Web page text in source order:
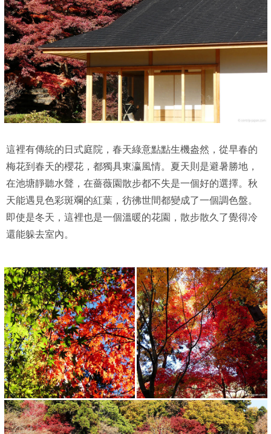
這裡有傳統的日式庭院，春天綠意點點生機盎然，從早春的
梅花到春天的櫻花，都獨具東瀛風情。夏天則是避暑勝地，
在池塘靜聽水聲，在薔薇園散步都不失是一個好的選擇。秋
天能遇見色彩斑斕的紅葉，彷彿世間都變成了一個調色盤。
即使是冬天，這裡也是一個溫暖的花園，散步散久了覺得冷
還能躲去室內。